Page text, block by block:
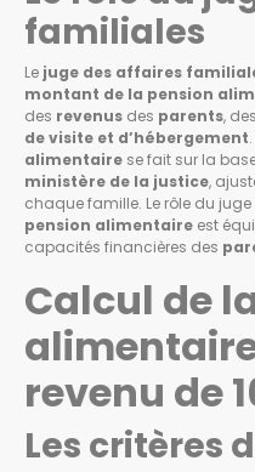
familiales
Le juge des affaires
montant de la pension
des revenus des parents,
de visite et d’hébergement
alimentaire se fait sur la
ministère de la justice,
chaque famille. Le rôle du
pension alimentaire est
capacités financières des
Calcul de
revenu de
Les critères